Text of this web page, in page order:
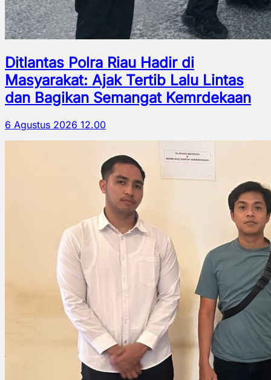
Ditlantas Polra Riau Hadir di
Masyarakat: Ajak Tertib Lalu Lintas
dan Bagikan Semangat Kemrdekaan
6 Agustus 2026 12.00